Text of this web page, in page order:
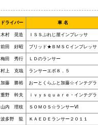
ドライバー 車 名
木村 晃造 ＩＳＳぷれじ屋インプレッサ
前田 好昭 ブリッド★ＢＭＳＣインプレッサ
梅田 秀行 ＬＤのランサー
村上 克哉 ランサーエボ８．５
加藤 勝裕 おーとくらふと加藤☆インテグラ
重野 幹夫 ｉｖｙｓｑｕａｒｅ・インテグラ
山内 理枝 ＳＯＭＯＳ☆ランサーⅥ
波多野 龍 ＫＡＥＤＥランサー２０１１